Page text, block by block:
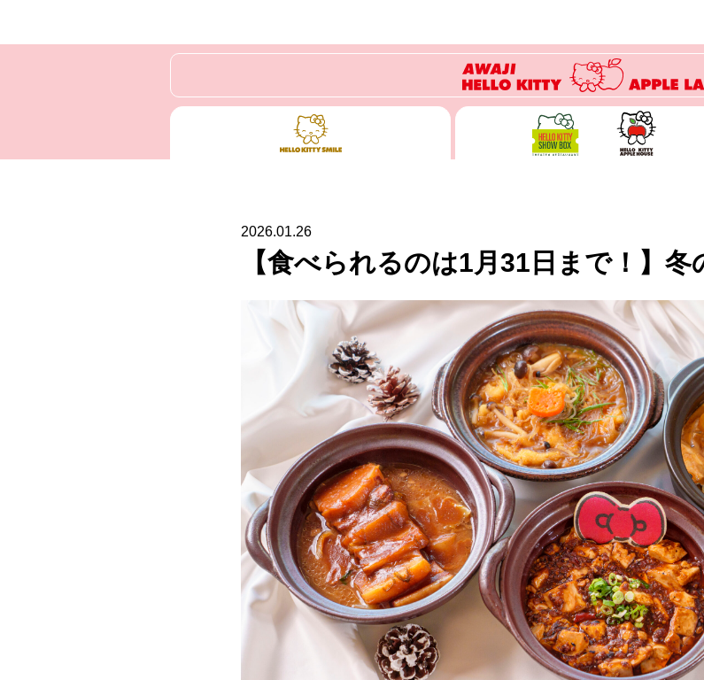
2026.01.26
【食べられるのは1月31日まで！】